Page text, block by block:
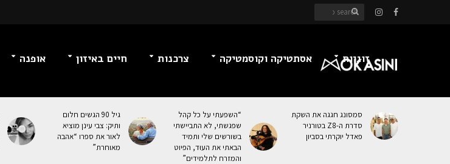
זוגיות אסתטיקה וקוסמטיקה צרכנות חיים באיזון אופנה
סמסונג חגגה את השקת
סדרת ה-Z8 בטורניר
פאדל יוקרתי בסביון
“השפעתי על כל קהל
שפגשתי, לא התביישתי
בשורשים שלי ותמיד
הבאתי את העוּד, הפיוט
והמזרח לתלמידים”
גיל 90 הגשים חלום
ותיק: צבי עינן מוציא
לאור את ספרו “אהבה
מאוחרת”